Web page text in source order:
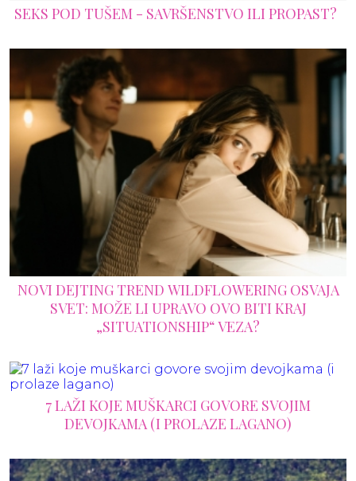
SEKS POD TUŠEM - SAVRŠENSTVO ILI PROPAST?
NOVI DEJTING TREND WILDFLOWERING OSVAJA
SVET: MOŽE LI UPRAVO OVO BITI KRAJ
„SITUATIONSHIP“ VEZA?
7 LAŽI KOJE MUŠKARCI GOVORE SVOJIM
DEVOJKAMA (I PROLAZE LAGANO)